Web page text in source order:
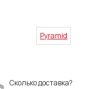
Pyramid
Сколько доставка?